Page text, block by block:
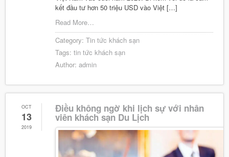
kết đầu tư hơn 50 triệu USD vào Việt […]
Read More…
Category:Tin tức khách sạn
Tags:tin tức khách sạn
Author:admin
OCT
13
2019
Điều không ngờ khi lịch sự với nhân
viên khách sạn Du Lịch